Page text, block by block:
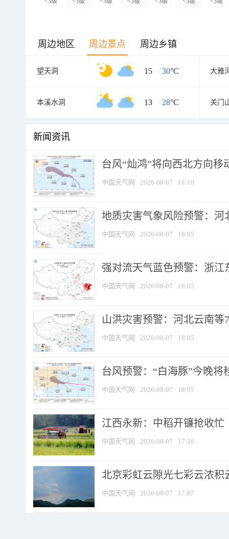
周边地区 周边景点 周边乡镇
望天洞 15 / 30°C 大雅
本溪水洞 13 / 28°C
新闻资讯
台风“灿鸿”将向西北方向移
中国天气网 2026-08-07 18:10
地质灾害气象风险预警：河
中国天气网 2026-08-07 18:05
强对流天气蓝色预警：浙江
中国天气网 2026-08-07 18:05
山洪灾害预警：河北云南
中国天气网 2026-08-07 18:05
台风预警：“白海豚”今晚将
中国天气网 2026-08-07 18:05
江西永新：中稻开镰抢收忙
中国天气网 2026-08-07 17:26
北京彩虹云隙光七彩云浓积
中国天气网 2026-08-07 17:07